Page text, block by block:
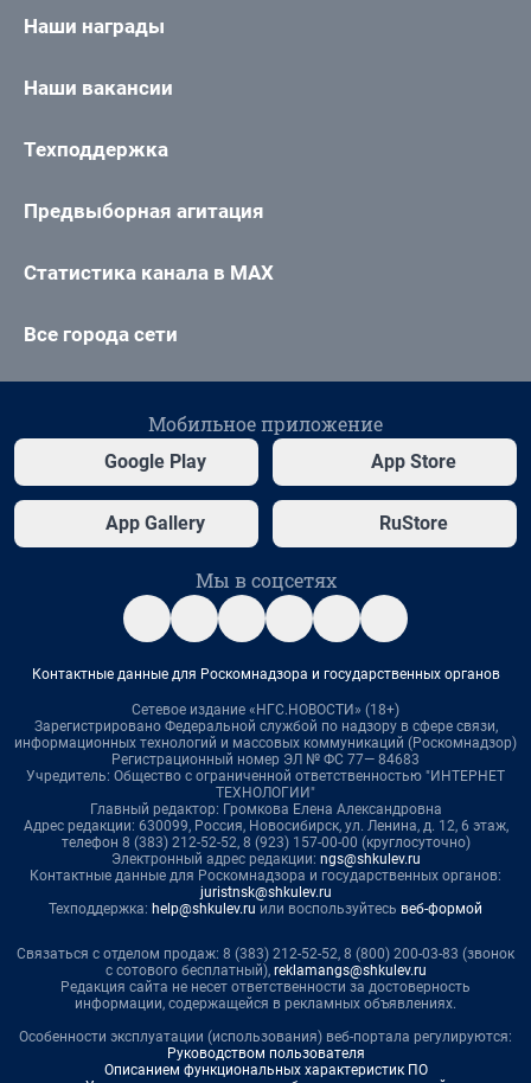
Наши награды
Наши вакансии
Техподдержка
Предвыборная агитация
Статистика канала в MAX
Все города сети
Мобильное приложение
Google Play App Store
App Gallery RuStore
Мы в соцсетях
Контактные данные для Роскомнадзора и государственных органов
Сетевое издание «НГС.НОВОСТИ» (18+)
Зарегистрировано Федеральной службой по надзору в сфере связи,
информационных технологий и массовых коммуникаций (Роскомнадзор)
Регистрационный номер ЭЛ № ФС 77— 84683
Учредитель: Общество с ограниченной ответственностью "ИНТЕРНЕТ
ТЕХНОЛОГИИ"
Главный редактор: Громкова Елена Александровна
Адрес редакции: 630099, Россия, Новосибирск, ул. Ленина, д. 12, 6 этаж,
телефон 8 (383) 212-52-52, 8 (923) 157-00-00 (круглосуточно)
Электронный адрес редакции: ngs@shkulev.ru
Контактные данные для Роскомнадзора и государственных органов:
juristnsk@shkulev.ru
Техподдержка: help@shkulev.ru или воспользуйтесь веб-формой
Связаться с отделом продаж: 8 (383) 212-52-52, 8 (800) 200-03-83 (звонок
с сотового бесплатный), reklamangs@shkulev.ru
Редакция сайта не несет ответственности за достоверность
информации, содержащейся в рекламных объявлениях.
Особенности эксплуатации (использования) веб-портала регулируются:
Руководством пользователя
Описанием функциональных характеристик ПО